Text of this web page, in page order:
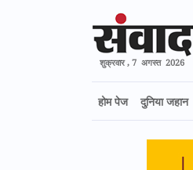
शुक्रवार , 7 अगस्त 2026
होम पेज दुनिया जहान